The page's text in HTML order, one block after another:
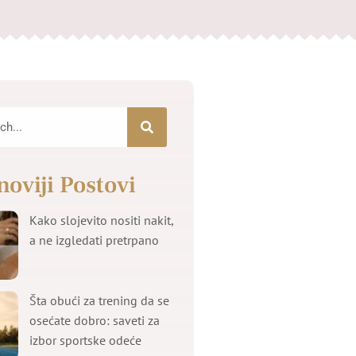
Postovi
Kako slojevito nositi nakit,
a ne izgledati pretrpano
Šta obući za trening da se
osećate dobro: saveti za
izbor sportske odeće